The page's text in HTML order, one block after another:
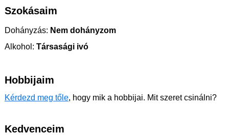
Szokásaim
Dohányzás: Nem dohányzom
Alkohol: Társasági ivó
Hobbijaim
Kérdezd meg tőle, hogy mik a hobbijai. Mit szeret csinálni?
Kedvenceim